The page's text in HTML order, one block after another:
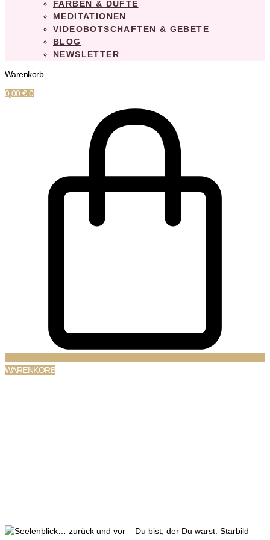
FARBEN & DÜFTE
MEDITATIONEN
VIDEOBOTSCHAFTEN & GEBETE
BLOG
NEWSLETTER
Warenkorb
0,00€ 0
WARENKORB